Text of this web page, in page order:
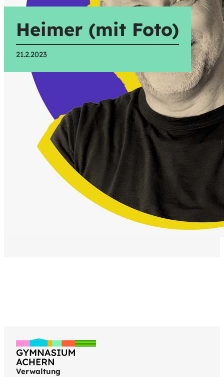
Heimer (mit Foto)
21.2.2023
Verwaltung